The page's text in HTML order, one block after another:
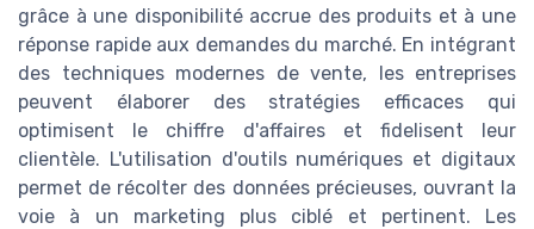
grâce à une disponibilité accrue des produits et à une
réponse rapide aux demandes du marché. En intégrant
des techniques modernes de vente, les entreprises
peuvent élaborer des stratégies efficaces qui
optimisent le chiffre d'affaires et fidelisent leur
clientèle. L'utilisation d'outils numériques et digitaux
permet de récolter des données précieuses, ouvrant la
voie à un marketing plus ciblé et pertinent. Les